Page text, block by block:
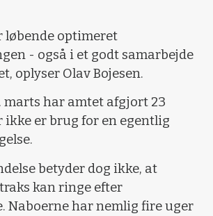
løbende optimeret
- også i et godt samarbejde
oplyser Olav Bojesen.
marts har amtet afgjort 23
ikke er brug for en egentlig
betyder dog ikke, at
kan ringe efter
Naboerne har nemlig fire uger